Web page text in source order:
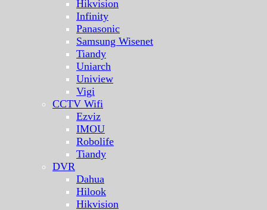
Hikvision
Infinity
Panasonic
Samsung Wisenet
Tiandy
Uniarch
Uniview
Vigi
CCTV Wifi
Ezviz
IMOU
Robolife
Tiandy
DVR
Dahua
Hilook
Hikvision